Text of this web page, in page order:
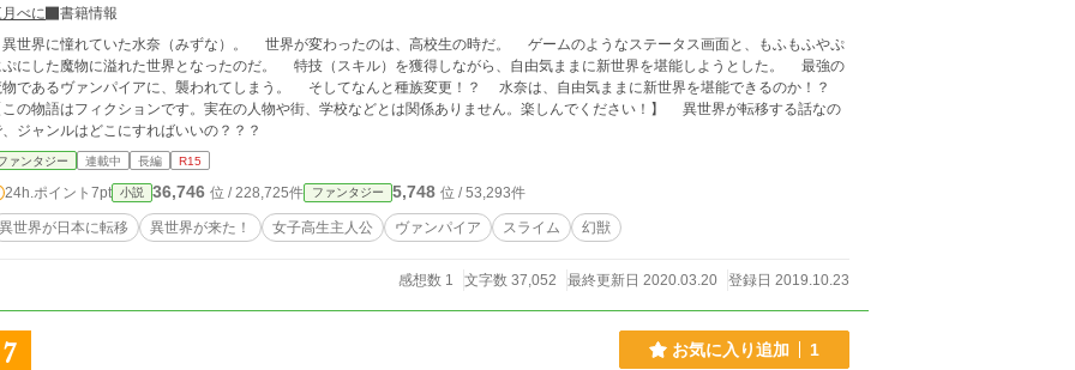
べに
書籍情報
世界に憧れていた水奈（みずな）。 世界が変わったのは、高校生の時だ。 ゲームのようなステータス画面と、もふもふやぷ
ぷにした魔物に溢れた世界となったのだ。 特技（スキル）を獲得しながら、自由気ままに新世界を堪能しようとした。 最強の
であるヴァンパイアに、襲われてしまう。 そしてなんと種族変更！？ 水奈は、自由気ままに新世界を堪能できるのか！？
の物語はフィクションです。実在の人物や街、学校などとは関係ありません。楽しんでください！】 異世界が転移する話なの
ジャンルはどこにすればいいの？？？
ァンタジー 連載中 長編 R15
24h.ポイント 7pt 小説 36,746 位 / 228,725件 ファンタジー 5,748 位 / 53,293件
異世界が日本に転移 異世界が来た！ 女子高生主人公 ヴァンパイア スライム 幻獣
感想数 1 文字数 37,052 最終更新日 2020.03.20 登録日 2019.10.23
7 お気に入り追加 1